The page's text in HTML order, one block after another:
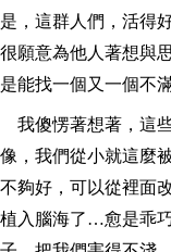
是，這群人們，活得
很願意為他人著想與
是能找一個又一個不
我傻愣著想著，這
像，我們從小就這麼
不夠好，可以從裡面
植入腦海了…愈是乖